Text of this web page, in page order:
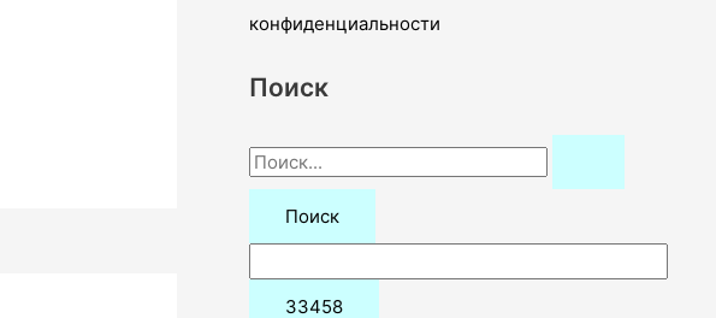
конфиденциальности
Поиск
П
о